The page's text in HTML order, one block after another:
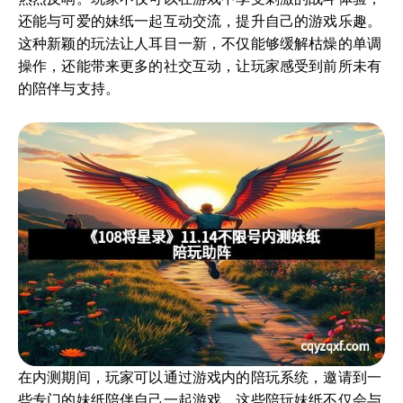
还能与可爱的妹纸一起互动交流，提升自己的游戏乐趣。
这种新颖的玩法让人耳目一新，不仅能够缓解枯燥的单调
操作，还能带来更多的社交互动，让玩家感受到前所未有
的陪伴与支持。
在内测期间，玩家可以通过游戏内的陪玩系统，邀请到一
些专门的妹纸陪伴自己一起游戏。这些陪玩妹纸不仅会与